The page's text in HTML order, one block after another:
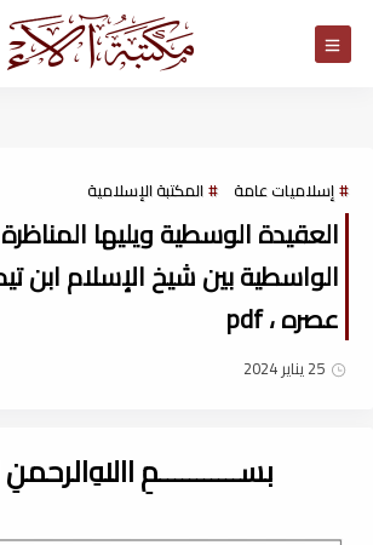
إسلاميات عامة المكتبة الإسلامية
العقيدة الوسطية ويليها
الواسطية بين شيخ الإسلام ابن
عصره ، pdf
25 يناير 2024
بســـــــــــمِ